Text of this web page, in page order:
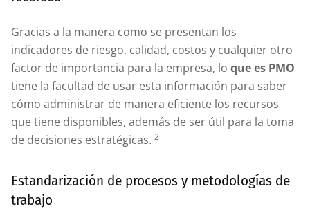
Gracias a la manera como se presentan los
indicadores de riesgo, calidad, costos y cualquier otro
factor de importancia para la empresa, lo que es PMO
tiene la facultad de usar esta información para saber
cómo administrar de manera eficiente los recursos
que tiene disponibles, además de ser útil para la toma
de decisiones estratégicas. 2
Estandarización de procesos y metodologías de
trabajo